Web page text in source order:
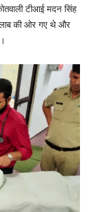
टीआई मदन सिंह
की ओर गए थे और